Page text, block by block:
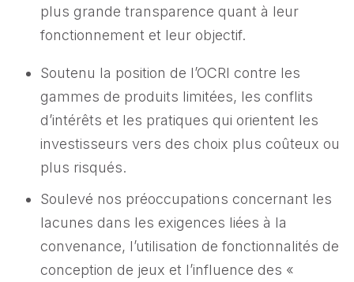
plus grande transparence quant à leur
fonctionnement et leur objectif.
Soutenu la position de l’OCRI contre les
gammes de produits limitées, les conflits
d’intérêts et les pratiques qui orientent les
investisseurs vers des choix plus coûteux ou
plus risqués.
Soulevé nos préoccupations concernant les
lacunes dans les exigences liées à la
convenance, l’utilisation de fonctionnalités de
conception de jeux et l’influence des «